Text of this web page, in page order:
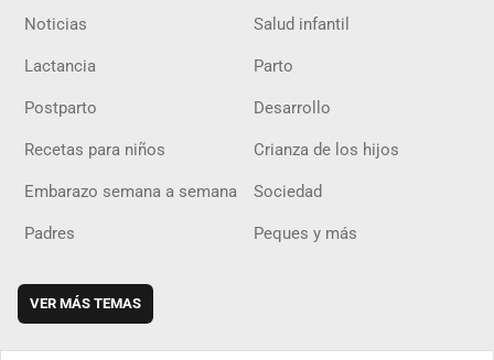
Noticias Salud infantil
Lactancia Parto
Postparto Desarrollo
Recetas para niños Crianza de los hijos
Embarazo semana a semana Sociedad
Padres Peques y más
VER MÁS TEMAS